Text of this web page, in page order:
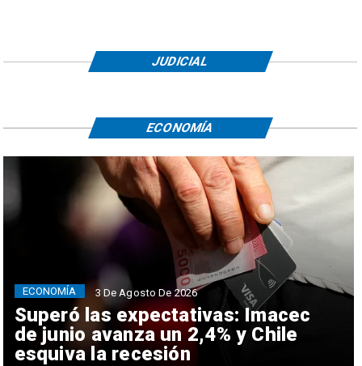
JUDICIAL
Superó las expectativas: Imacec
de junio avanza un 2,4% y Chile
esquiva la recesión
ECONOMÍA 3 De Agosto De 2026
ECONOMÍA